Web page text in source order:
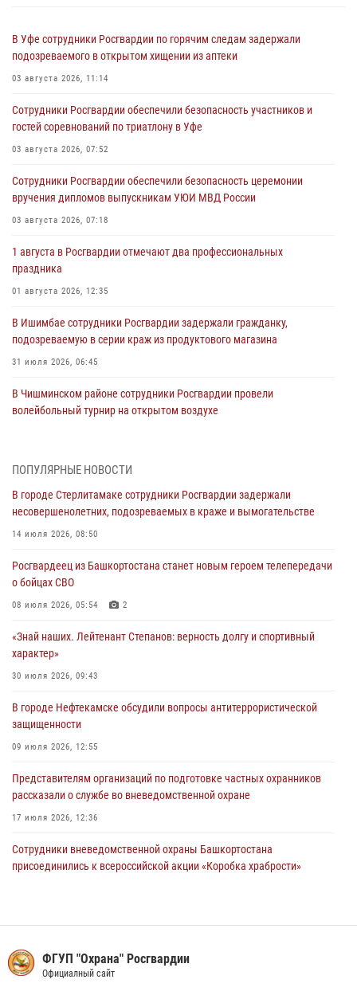
В Уфе сотрудники Росгвардии по горячим следам задержали
подозреваемого в открытом хищении из аптеки
03 августа 2026, 11:14
Сотрудники Росгвардии обеспечили безопасность участников и
гостей соревнований по триатлону в Уфе
03 августа 2026, 07:52
Сотрудники Росгвардии обеспечили безопасность церемонии
вручения дипломов выпускникам УЮИ МВД России
03 августа 2026, 07:18
1 августа в Росгвардии отмечают два профессиональных
праздника
01 августа 2026, 12:35
В Ишимбае сотрудники Росгвардии задержали гражданку,
подозреваемую в серии краж из продуктового магазина
31 июля 2026, 06:45
В Чишминском районе сотрудники Росгвардии провели
волейбольный турнир на открытом воздухе
«Знай наших. Лейтенант Степанов: верность долгу и спортивный
30 июля 2026, 09:43
В Уфе сотрудники Росгвардии задержали подозреваемого в
29 июля 2026, 11:52
В Уфе сотрудники Росгвардии задержали подозреваемого в
В Башкирии росгвардейцы задержали пьяного водителя и передали
28 июля 2026, 04:15
ПОПУЛЯРНЫЕ НОВОСТИ
В городе Стерлитамаке сотрудники Росгвардии задержали
несовершенолетних, подозреваемых в краже и вымогательстве
14 июля 2026, 08:50
Росгвардеец из Башкортостана станет новым героем телепередачи
о бойцах СВО
08 июля 2026, 05:54 2
«Знай наших. Лейтенант Степанов: верность долгу и спортивный
характер»
30 июля 2026, 09:43
В городе Нефтекамске обсудили вопросы антитеррористической
защищенности
09 июля 2026, 12:55
Представителям организаций по подготовке частных охранников
рассказали о службе во вневедомственной охране
17 июля 2026, 12:36
Сотрудники вневедомственной охраны Башкортостана
присоединились к всероссийской акции «Коробка храбрости»
08 июля 2026, 03:20 9 1
ФГУП "Охрана" Росгвардии
Официалный сайт